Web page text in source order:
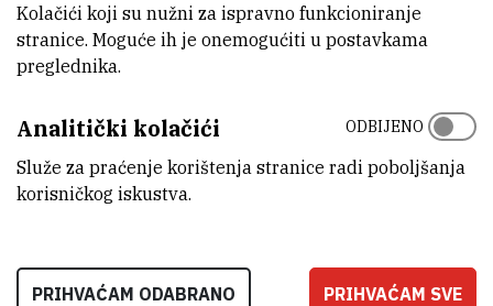
Kolačići koji su nužni za ispravno funkcioniranje
stranice. Moguće ih je onemogućiti u postavkama
preglednika.
Analitički kolačići
Služe za praćenje korištenja stranice radi poboljšanja
korisničkog iskustva.
ODBIJENO
PRIHVAĆAM ODABRANO PRIHVAĆAM SVE